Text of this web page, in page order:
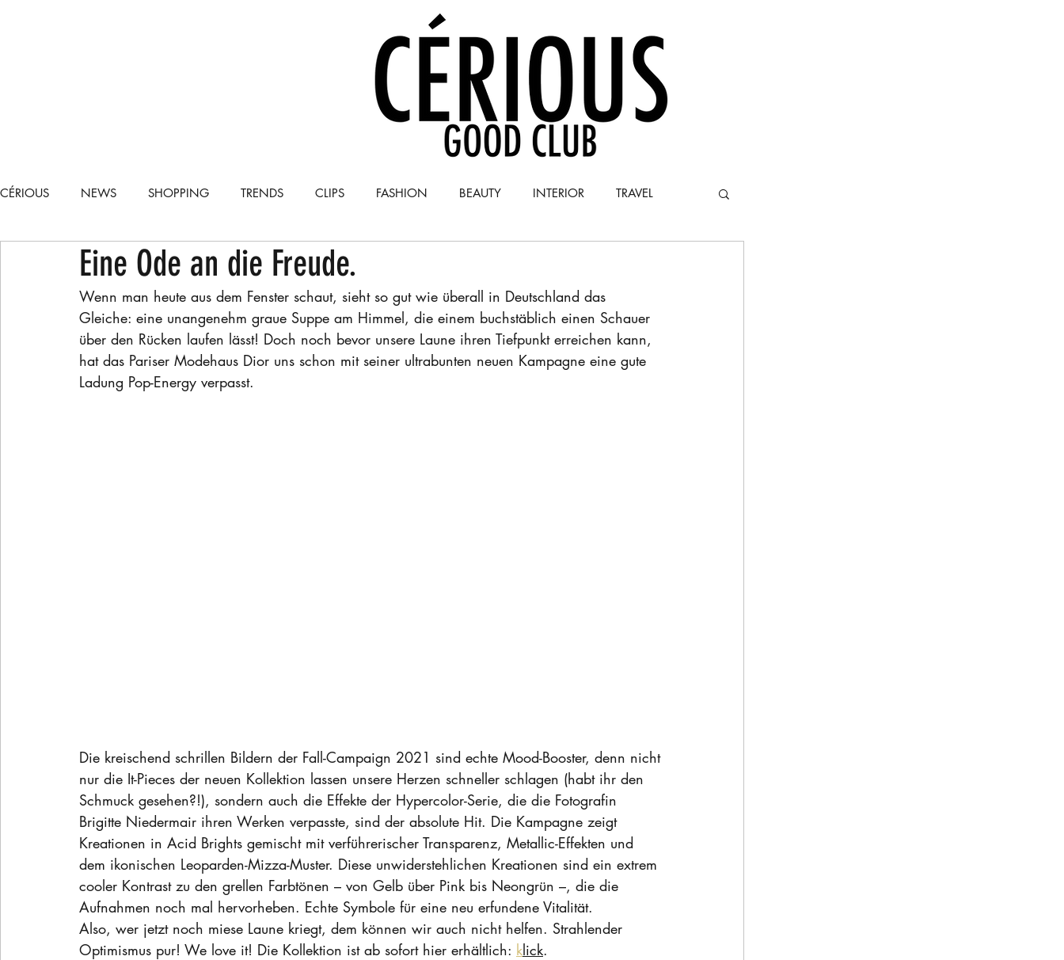
CÉRIOUS NEWS SHOPPING TRENDS CLIPS FASHION BEAUTY INTERIOR TRAVEL
CARS RECIPES LIFESTYLE RUNWAY
Eine Ode an die Freude.
Wenn man heute aus dem Fenster schaut, sieht so gut wie überall in Deutschland das
Gleiche: eine unangenehm graue Suppe am Himmel, die einem buchstäblich einen Schauer
über den Rücken laufen lässt! Doch noch bevor unsere Laune ihren Tiefpunkt erreichen kann,
hat das Pariser Modehaus Dior uns schon mit seiner ultrabunten neuen Kampagne eine gute
Ladung Pop-Energy verpasst.
Die kreischend schrillen Bildern der Fall-Campaign 2021 sind echte Mood-Booster, denn nicht
nur die It-Pieces der neuen Kollektion lassen unsere Herzen schneller schlagen (habt ihr den
Schmuck gesehen?!), sondern auch die Effekte der Hypercolor-Serie, die die Fotografin
Brigitte Niedermair ihren Werken verpasste, sind der absolute Hit. Die Kampagne zeigt
Kreationen in Acid Brights gemischt mit verführerischer Transparenz, Metallic-Effekten und
dem ikonischen Leoparden-Mizza-Muster. Diese unwiderstehlichen Kreationen sind ein extrem
cooler Kontrast zu den grellen Farbtönen – von Gelb über Pink bis Neongrün –, die die
Aufnahmen noch mal hervorheben. Echte Symbole für eine neu erfundene Vitalität.
Also, wer jetzt noch miese Laune kriegt, dem können wir auch nicht helfen. Strahlender
Optimismus pur! We love it! Die Kollektion ist ab sofort hier erhältlich: klick.